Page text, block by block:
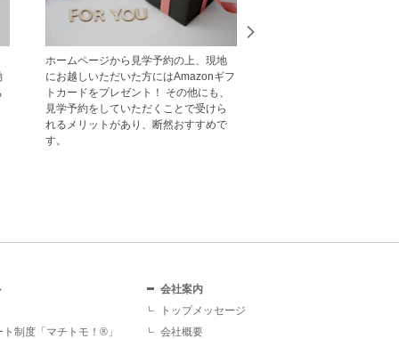
不動産売却・買取りのご相談はポラ
ス・中央グリーン開発へご相談くださ
い。 戸建・マンション・土地等、お客
様の大切な財産である不動産の売却を
サポート致します。
制度「マチトモ！®」
会社案内
トップメッセージ
会社概要